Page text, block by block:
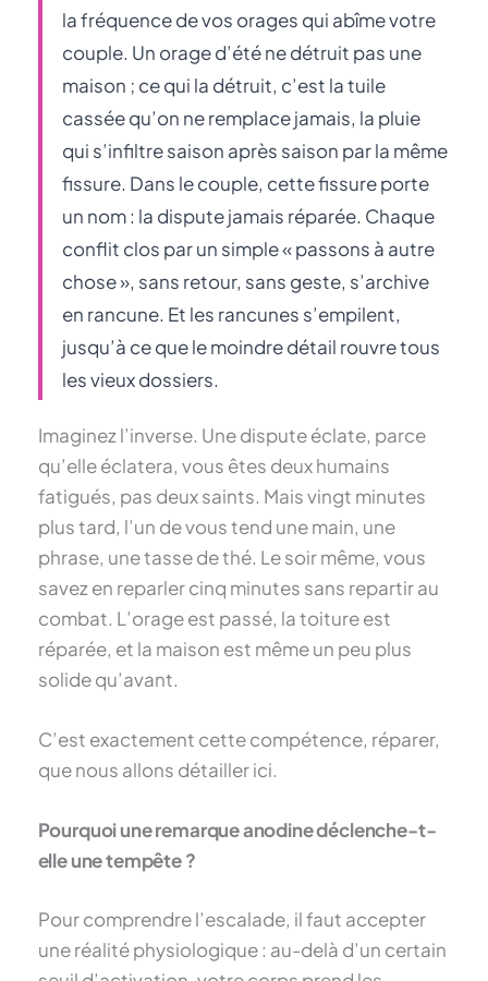
la fréquence de vos orages qui abîme votre
couple. Un orage d’été ne détruit pas une
maison ; ce qui la détruit, c’est la tuile
cassée qu’on ne remplace jamais, la pluie
qui s’infiltre saison après saison par la même
fissure. Dans le couple, cette fissure porte
un nom : la dispute jamais réparée. Chaque
conflit clos par un simple « passons à autre
chose », sans retour, sans geste, s’archive
en rancune. Et les rancunes s’empilent,
jusqu’à ce que le moindre détail rouvre tous
les vieux dossiers.
Imaginez l’inverse. Une dispute éclate, parce
qu’elle éclatera, vous êtes deux humains
fatigués, pas deux saints. Mais vingt minutes
plus tard, l’un de vous tend une main, une
phrase, une tasse de thé. Le soir même, vous
savez en reparler cinq minutes sans repartir au
combat. L’orage est passé, la toiture est
réparée, et la maison est même un peu plus
solide qu’avant.
C’est exactement cette compétence, réparer,
que nous allons détailler ici.
Pourquoi une remarque anodine déclenche-t-
elle une tempête ?
Pour comprendre l’escalade, il faut accepter
une réalité physiologique : au-delà d’un certain